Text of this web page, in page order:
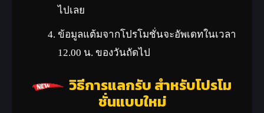
ไปเลย
ข้อมูลแต้มจากโปรโมชั่นจะอัพเดทในเวลา
12.00 น. ของวันถัดไป
วิธีการแลกรับ สำหรับโปรโม
ชั่นแบบใหม่